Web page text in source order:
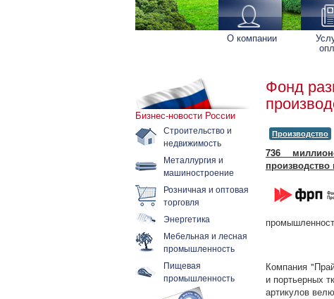
О компании
Бизнес-новости России
Строительство и
недвижимость
Металлургия и
машиностроение
Розничная и оптовая
торговля
Энергетика
Мебельная и лесная
промышленность
Пищевая
промышленность
Фонд
Производство
736
Компания
и портьерных
артикулов